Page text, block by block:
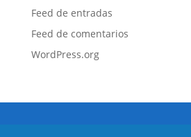
Feed de entradas
Feed de comentarios
WordPress.org